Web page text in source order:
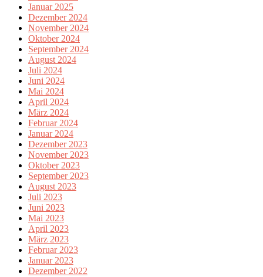
Januar 2025
Dezember 2024
November 2024
Oktober 2024
September 2024
August 2024
Juli 2024
Juni 2024
Mai 2024
April 2024
März 2024
Februar 2024
Januar 2024
Dezember 2023
November 2023
Oktober 2023
September 2023
August 2023
Juli 2023
Juni 2023
Mai 2023
April 2023
März 2023
Februar 2023
Januar 2023
Dezember 2022